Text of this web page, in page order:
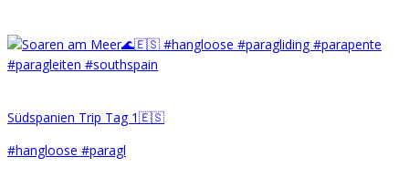
Südspanien Trip Tag 1🇪🇸
#hangloose #paragl